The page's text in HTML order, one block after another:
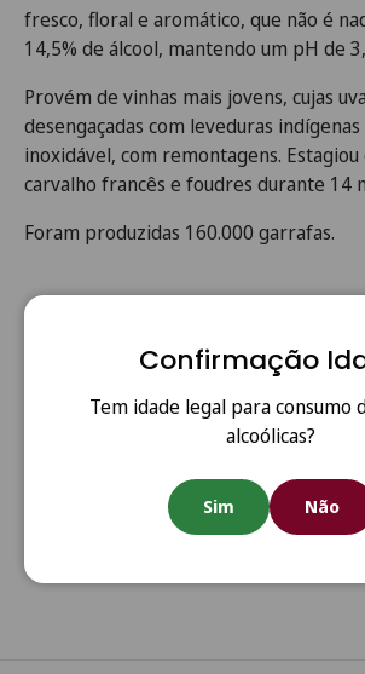
fresco, floral e aromático, que não é
14,5% de álcool, mantendo um pH de
Provém de vinhas mais jovens, cujas
desengaçadas com leveduras indígenas
inoxidável, com remontagens.
carvalho francês e foudres durante 14
Foram produzidas 160.000 garrafas.
Confirmação
Tem idade legal para consumo
alcoólicas?
Sim Não
Portes Grátis
Portes grátis em todas as